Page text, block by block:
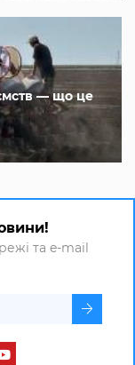
— що це
та e-mail